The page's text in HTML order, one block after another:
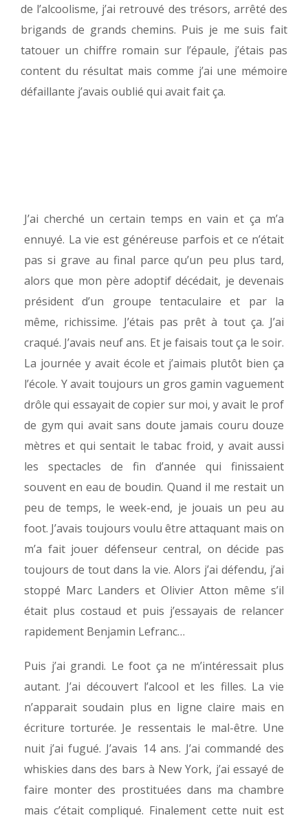
de l’alcoolisme, j’ai retrouvé des trésors, arrêté des
brigands de grands chemins. Puis je me suis fait
tatouer un chiffre romain sur l’épaule, j’étais pas
content du résultat mais comme j’ai une mémoire
défaillante j’avais oublié qui avait fait ça.
J’ai cherché un certain temps en vain et ça m’a
ennuyé. La vie est généreuse parfois et ce n’était
pas si grave au final parce qu’un peu plus tard,
alors que mon père adoptif décédait, je devenais
président d’un groupe tentaculaire et par la
même, richissime. J’étais pas prêt à tout ça. J’ai
craqué. J’avais neuf ans. Et je faisais tout ça le soir.
La journée y avait école et j’aimais plutôt bien ça
l’école. Y avait toujours un gros gamin vaguement
drôle qui essayait de copier sur moi, y avait le prof
de gym qui avait sans doute jamais couru douze
mètres et qui sentait le tabac froid, y avait aussi
les spectacles de fin d’année qui finissaient
souvent en eau de boudin. Quand il me restait un
peu de temps, le week-end, je jouais un peu au
foot. J’avais toujours voulu être attaquant mais on
m’a fait jouer défenseur central, on décide pas
toujours de tout dans la vie. Alors j’ai défendu, j’ai
stoppé Marc Landers et Olivier Atton même s’il
était plus costaud et puis j’essayais de relancer
rapidement Benjamin Lefranc…
Puis j’ai grandi. Le foot ça ne m’intéressait plus
autant. J’ai découvert l’alcool et les filles. La vie
n’apparait soudain plus en ligne claire mais en
écriture torturée. Je ressentais le mal-être. Une
nuit j’ai fugué. J’avais 14 ans. J’ai commandé des
whiskies dans des bars à New York, j’ai essayé de
faire monter des prostituées dans ma chambre
mais c’était compliqué. Finalement cette nuit est